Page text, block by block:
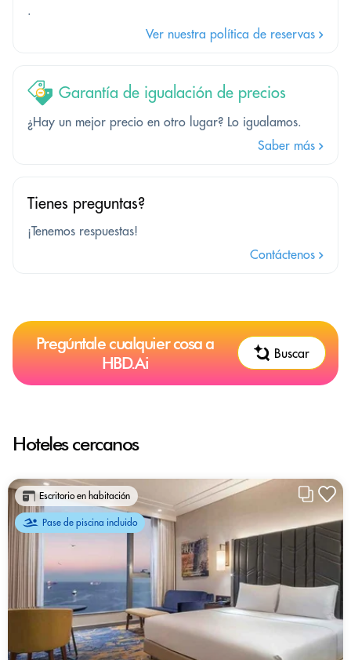
.
Ver nuestra política de reservas
Garantía de igualación de precios
¿Hay un mejor precio en otro lugar? Lo igualamos.
Saber más
Tienes preguntas?
¡Tenemos respuestas!
Contáctenos
Pregúntale cualquier cosa a
HBD.Ai
Buscar
Hoteles cercanos
Escritorio en habitación
Pase de piscina incluido